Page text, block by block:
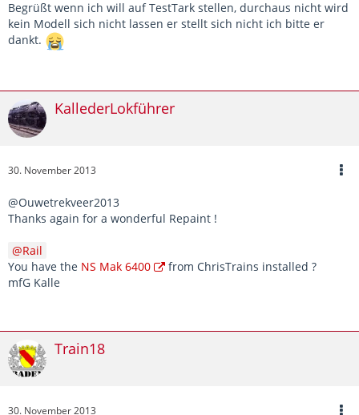
Begrüßt wenn ich will auf TestTark stellen, durchaus nicht wird
kein Modell sich nicht lassen er stellt sich nicht ich bitte er
dankt.
KallederLokführer
30. November 2013
@Ouwetrekveer2013
Thanks again for a wonderful Repaint !
Rail
You have the NS Mak 6400
from ChrisTrains installed ?
mfG Kalle
Train18
30. November 2013